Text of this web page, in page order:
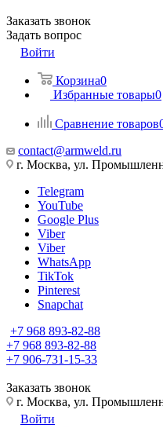
Заказать звонок
Задать вопрос
Войти
Корзина0
Избранные товары0
Сравнение товаров
contact@armweld.ru
г. Москва, ул.
Telegram
YouTube
Google Plus
Viber
Viber
WhatsApp
TikTok
Pinterest
Snapchat
+7 968 893-82-88
+7 968 893-82-88
+7 906-731-15-33
Заказать звонок
г. Москва, ул.
Войти